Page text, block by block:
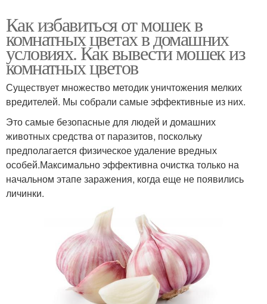
Как избавиться от мошек в
комнатных цветах в домашних
условиях. Как вывести мошек из
комнатных цветов
Существует множество методик уничтожения мелких
вредителей. Мы собрали самые эффективные из них.
Это самые безопасные для людей и домашних
животных средства от паразитов, поскольку
предполагается физическое удаление вредных
особей.Максимально эффективна очистка только на
начальном этапе заражения, когда еще не появились
личинки.